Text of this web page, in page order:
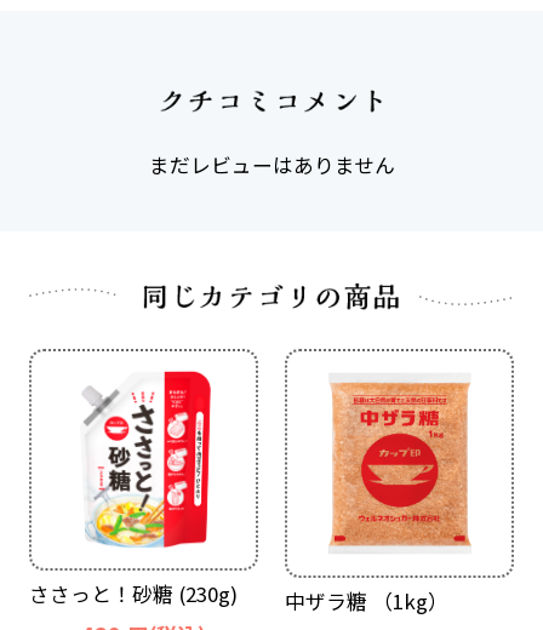
まだレビューはありません
ささっと！砂糖 (230g) 中ザラ糖 （1kg）